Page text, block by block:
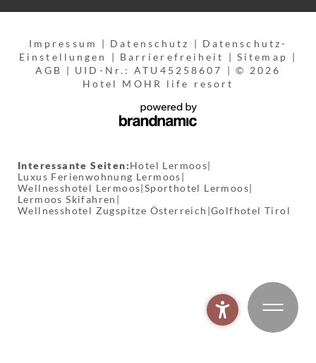
Impressum | Datenschutz | Datenschutz-
Einstellungen | Barrierefreiheit | Sitemap |
AGB | UID-Nr.: ATU45258607 | © 2026
Hotel MOHR life resort
Interessante Seiten:Hotel Lermoos|
Luxus Ferienwohnung Lermoos|
Wellnesshotel Lermoos|Sporthotel Lermoos|
Lermoos Skifahren |
Wellnesshotel Zugspitze Österreich |Golfhotel Tirol